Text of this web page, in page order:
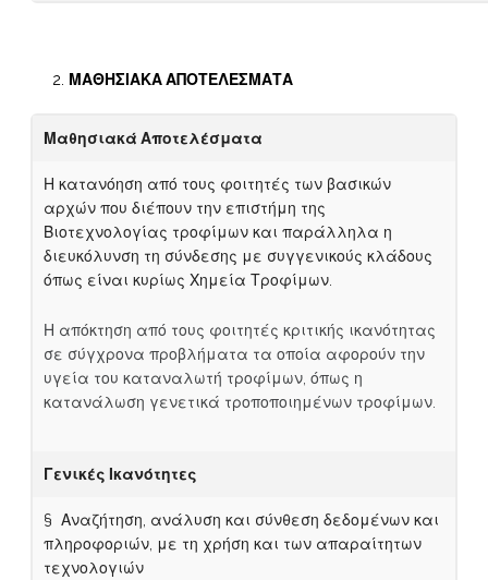
ΜΑΘΗΣΙΑΚΑ ΑΠΟΤΕΛΕΣΜΑΤΑ
Μαθησιακά Αποτελέσματα
Η κατανόηση από τους φοιτητές των βασικών
αρχών που διέπουν την επιστήμη της
Βιοτεχνολογίας τροφίμων και παράλληλα η
διευκόλυνση τη σύνδεσης με συγγενικούς κλάδους
όπως είναι κυρίως Χημεία Τροφίμων.
Η απόκτηση από τους φοιτητές κριτικής ικανότητας
σε σύγχρονα προβλήματα τα οποία αφορούν την
υγεία του καταναλωτή τροφίμων, όπως η
κατανάλωση γενετικά τροποποιημένων τροφίμων.
Γενικές Ικανότητες
§ Αναζήτηση, ανάλυση και σύνθεση δεδομένων και
πληροφοριών, με τη χρήση και των απαραίτητων
τεχνολογιών